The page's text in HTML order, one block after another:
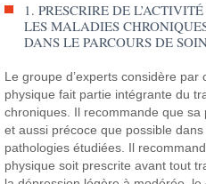
1. PRESCRIRE DE
LES MALADIES
DANS LE PARCOURS DE
Le groupe d’experts considère par
physique fait partie intégrante du
chroniques. Il recommande que
et aussi précoce que possible
pathologies étudiées. Il
physique soit prescrite avant tout